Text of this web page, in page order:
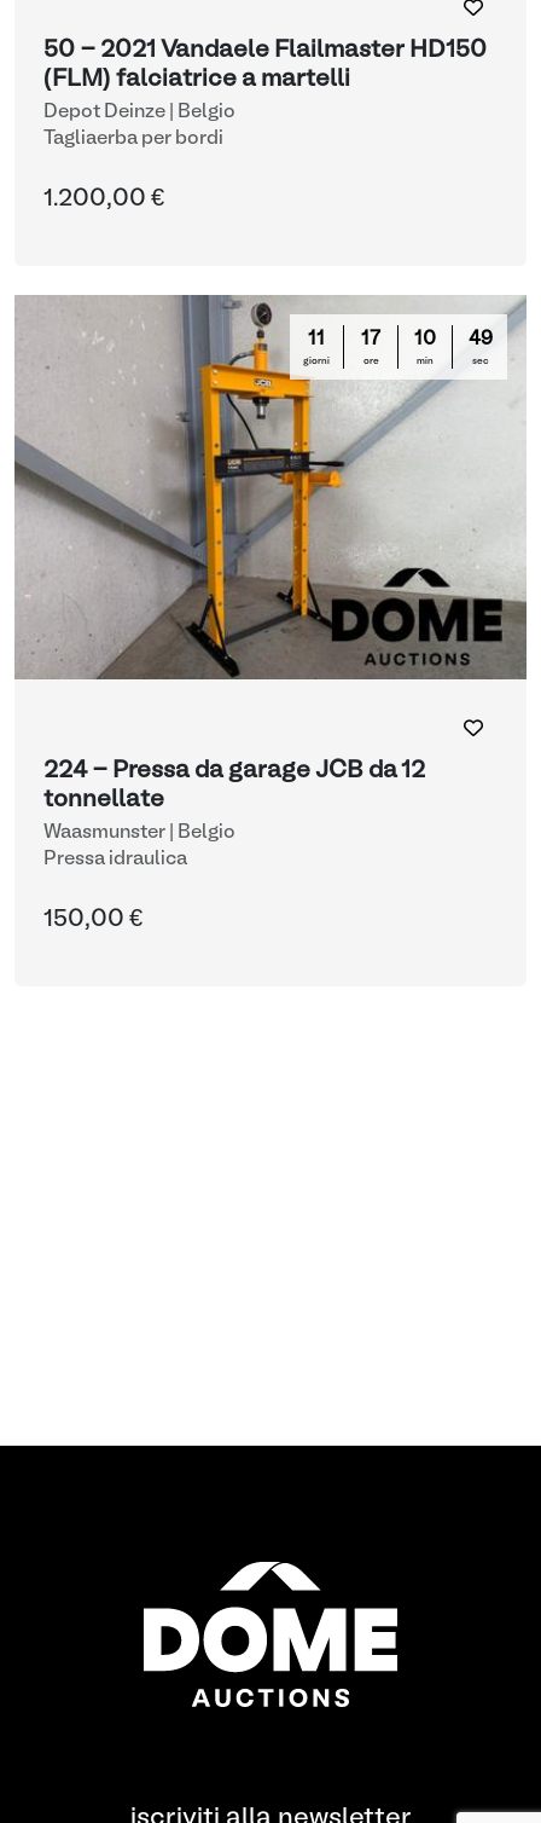
50 - 2021 Vandaele Flailmaster HD150
(FLM) falciatrice a martelli
Depot Deinze | Belgio
Tagliaerba per bordi
1.200,00 €
11
giorni
17
ore
10
min
48
sec
224 - Pressa da garage JCB da 12
tonnellate
Waasmunster | Belgio
Pressa idraulica
150,00 €